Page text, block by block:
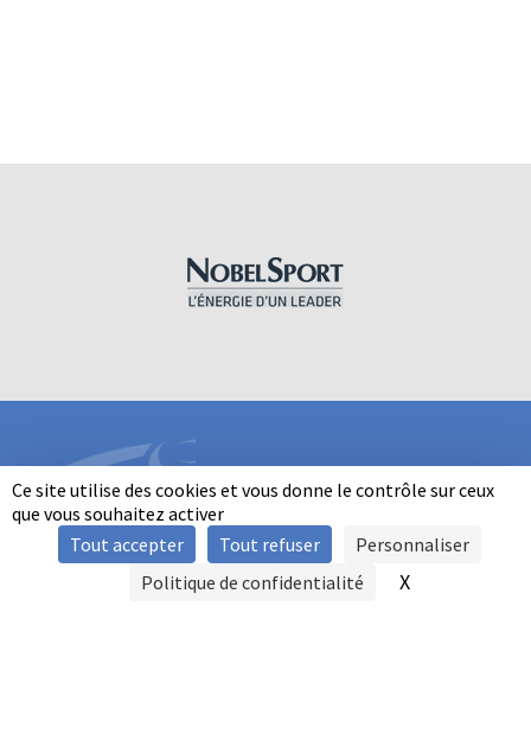
Ce site utilise des cookies et vous donne le contrôle sur ceux
que vous souhaitez activer
Tout accepter
Tout refuser
Personnaliser
Politique de confidentialité
X
INFORMATIONS
SIGNALER UNE VIOLENCE